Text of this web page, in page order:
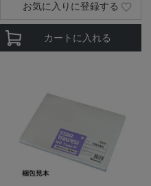
カートに入れる
お気に入りに登録する